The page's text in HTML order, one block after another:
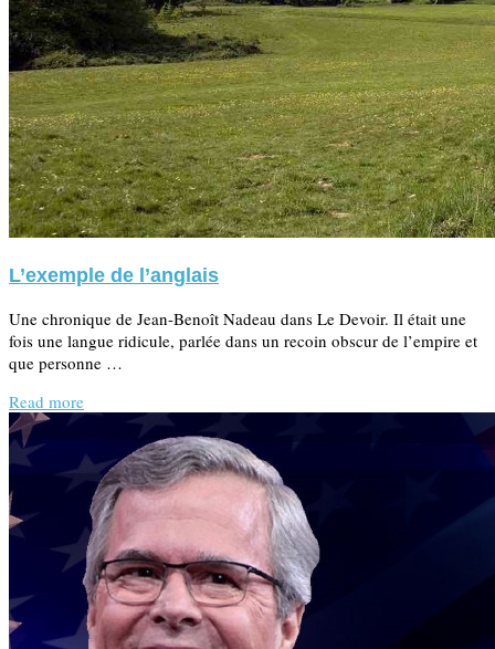
L’exemple de l’anglais
Une chronique de Jean-Benoît Nadeau dans Le Devoir. Il était une
fois une langue ridicule, parlée dans un recoin obscur de l’empire et
que personne …
Read more